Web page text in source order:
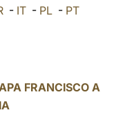
- IT - PL - PT
FRANCISCO A